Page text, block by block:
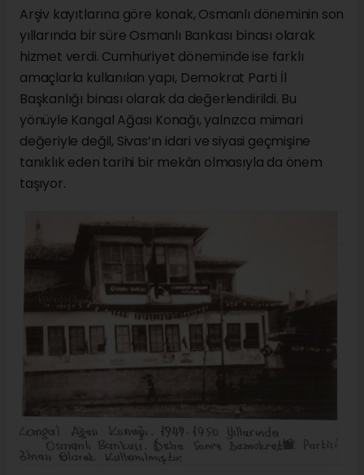
Arşiv kayıtlarına göre konak, Osmanlı döneminin son
yıllarında bir süre Osmanlı Bankası binası olarak
hizmet verdi. Cumhuriyet döneminde ise farklı
amaçlarla kullanılan yapı, Demokrat Parti İl
Başkanlığı binası olarak da değerlendirildi. Bu
yönüyle Kangal Ağası Konağı, yalnızca mimari
değeriyle değil, Sivas’ın idari ve siyasi geçmişine
tanıklık eden tarihi bir mekân olmasıyla da önem
taşıyor.